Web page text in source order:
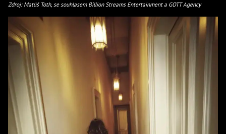
Zdroj: Matúš Toth, se souhlasem Billion Streams Entertainment a GOTT Agency